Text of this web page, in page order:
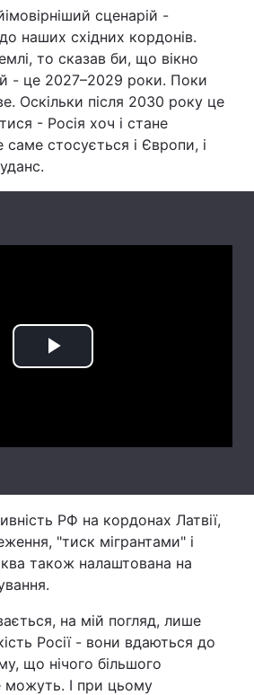
Погода
Регіони
Статті
сценарій -
наших східних кордонів.
то сказав би, що вікно
- це 2027–2029 роки. Поки
Оскільки після 2030 року це
- Росія хоч і стане
стосується і Європи, і
Play
РФ на кордонах Латвії,
"тиск мігрантами" і
також налаштована на
на мій погляд, лише
Росії - вони вдаються до
що нічого більшого
можуть. І при цьому